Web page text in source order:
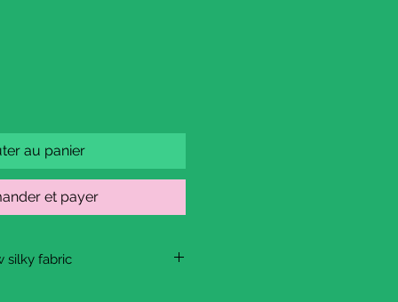
au panier
et payer
silky fabric